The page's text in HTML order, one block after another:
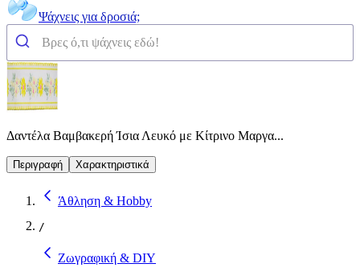
Ψάχνεις για δροσιά;
Δαντέλα Βαμβακερή Ίσια Λευκό με Κίτρινο Μαργα...
Περιγραφή Χαρακτηριστικά
Άθληση & Hobby
/
Ζωγραφική & DIY